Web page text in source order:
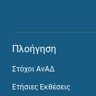
Πλοήγηση
Στόχοι ΑνΑΔ
Ετήσιες Εκθέσεις